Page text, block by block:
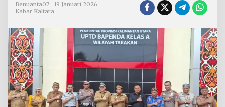
S
a
s
a
T
a
r
Benuanta07
19 Januari 2026
Kabar Kaltara